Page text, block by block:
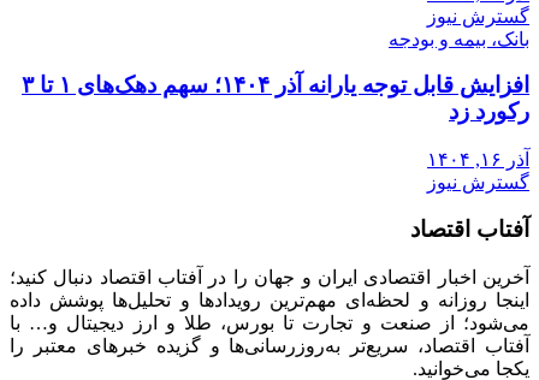
گسترش نیوز
بانک، بیمه و بودجه
افزایش قابل توجه یارانه آذر ۱۴۰۴؛ سهم دهک‌های ۱ تا ۳
رکورد زد
آذر ۱۶, ۱۴۰۴
گسترش نیوز
آفتاب اقتصاد
آخرین اخبار اقتصادی ایران و جهان را در آفتاب اقتصاد دنبال کنید؛
اینجا روزانه و لحظه‌ای مهم‌ترین رویدادها و تحلیل‌ها پوشش داده
می‌شود؛ از صنعت و تجارت تا بورس، طلا و ارز دیجیتال و… با
آفتاب اقتصاد، سریع‌تر به‌روزرسانی‌ها و گزیده خبرهای معتبر را
یکجا می‌خوانید.